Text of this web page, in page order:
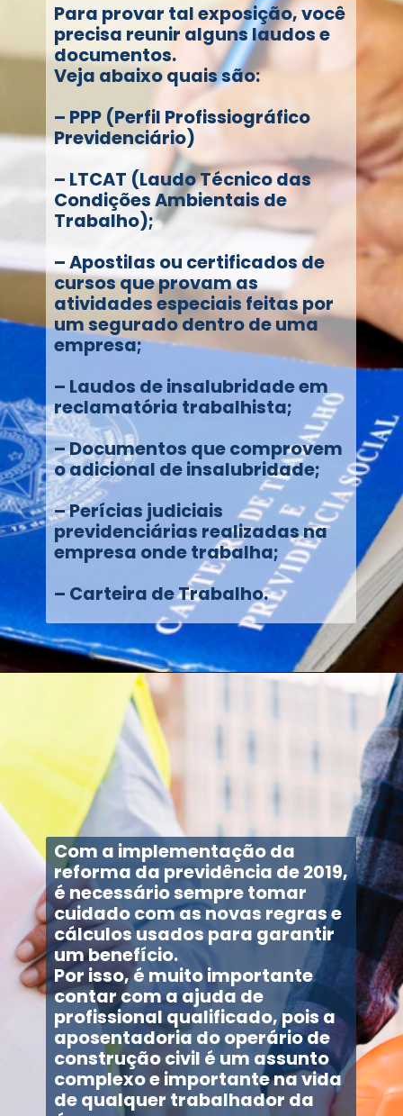
Para provar tal exposição, você
precisa reunir alguns laudos e
documentos.
Veja abaixo quais são:
– PPP (Perfil Profissiográfico
Previdenciário)
– LTCAT (Laudo Técnico das
Condições Ambientais de
Trabalho);
– Apostilas ou certificados de
cursos que provam as
atividades especiais feitas por
um segurado dentro de uma
empresa;
– Laudos de insalubridade em
reclamatória trabalhista;
– Documentos que comprovem
o adicional de insalubridade;
– Perícias judiciais
previdenciárias realizadas na
empresa onde trabalha;
– Carteira de Trabalho.
Com a implementação da
reforma da previdência de 2019,
é necessário sempre tomar
cuidado com as novas regras e
cálculos usados para garantir
um benefício.
Por isso, é muito importante
contar com a ajuda de
profissional qualificado, pois a
aposentadoria do operário de
construção civil é um assunto
complexo e importante na vida
de qualquer trabalhador da